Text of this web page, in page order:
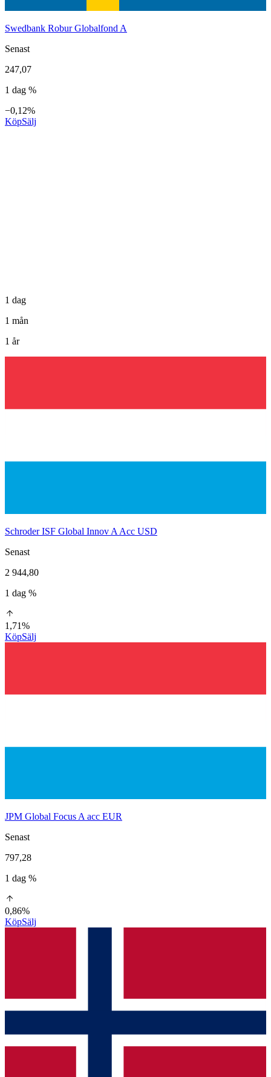
Swedbank Robur Globalfond A
Senast
247,07
1 dag %
−0,12%
KöpSälj
1 dag
1 mån
1 år
Schroder ISF Global Innov A Acc USD
Senast
2 944,80
1 dag %
1,71%
KöpSälj
JPM Global Focus A acc EUR
Senast
797,28
1 dag %
0,86%
KöpSälj